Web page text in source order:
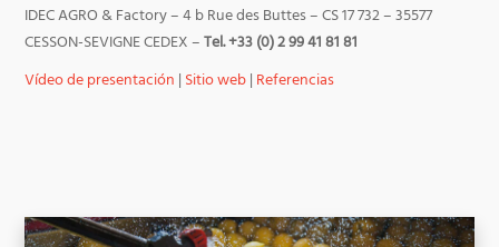
IDEC AGRO & Factory – 4 b Rue des Buttes – CS 17 732 – 35577
CESSON-SEVIGNE CEDEX –Tel. +33 (0) 2 99 41 81 81
Vídeo de presentación | Sitio web| Referencias